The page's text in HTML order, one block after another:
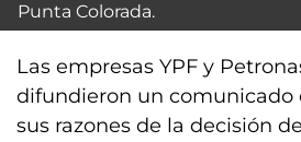
Punta Colorada.
Las empresas YPF y
difundieron un comunicado
sus razones de la decisión